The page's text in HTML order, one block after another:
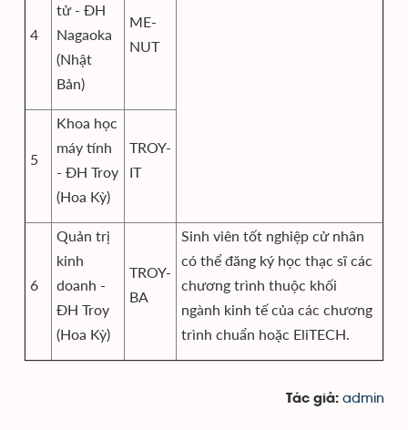
4
tử - ĐH
Nagaoka
(Nhật
Bản)
ME-
NUT
5
Khoa học
máy tính
- ĐH Troy
(Hoa Kỳ)
TROY-
IT
6
Quản trị
kinh
doanh -
ĐH Troy
(Hoa Kỳ)
TROY-
BA
Sinh viên tốt nghiệp cử nhân
có thể đăng ký học thạc sĩ các
chương trình thuộc khối
ngành kinh tế của các chương
trình chuẩn hoặc EliTECH.
Tác giả: admin